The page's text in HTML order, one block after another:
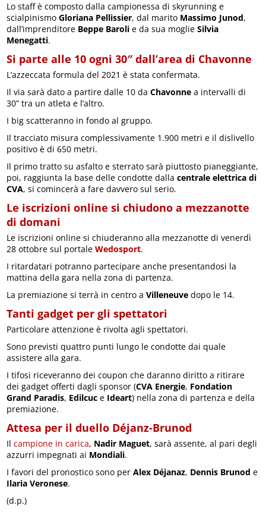
Lo staff è composto dalla campionessa di skyrunning e
scialpinismoGloriana Pellissier, dal marito Massimo Junod,
dall’imprenditore Beppe Baroli e da sua moglieSilvia
Menegatti.
Si parte alle 10 ogni 30″ dall’area di Chavonne
L’azzeccata formula del 2021 è stata confermata.
Il via sarà dato a partire dalle 10 daChavonne a intervalli di
30” tra un atleta e l’altro.
I big scatteranno in fondo al gruppo.
Il tracciato misura complessivamente 1.900 metri e il dislivello
positivo è di 650 metri.
Il primo tratto su asfalto e sterrato sarà piuttosto pianeggiante,
poi, raggiunta la base delle condotte dallacentrale elettrica di
CVA, si comincerà a fare davvero sul serio.
Le iscrizioni online si chiudono a mezzanotte
di domani
Le iscrizioni online si chiuderanno alla mezzanotte di venerdì
28 ottobre sul portaleWedosport.
I ritardatari potranno partecipare anche presentandosi la
mattina della gara nella zona di partenza.
La premiazione si terrà in centro aVilleneuve dopo le 14.
Tanti gadget per gli spettatori
Particolare attenzione è rivolta agli spettatori.
Sono previsti quattro punti lungo le condotte dai quale
assistere alla gara.
I tifosi riceveranno dei coupon che daranno diritto a ritirare
dei gadget offerti dagli sponsor (CVA Energie, Fondation
Grand Paradis, Edilcuc e Ideart) nella zona di partenza e della
premiazione.
Attesa per il duello Déjanz-Brunod
Ilcampione in carica, Nadir Maguet, sarà assente, al pari degli
azzurri impegnati ai Mondiali.
I favori del pronostico sono perAlex Déjanaz, Dennis Brunod e
Ilaria Veronese.
(d.p.)